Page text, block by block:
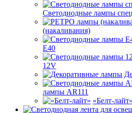
Светодиодные лампы
(накаливания)
E40
12V
лампы AR111
«Белт-лайт»